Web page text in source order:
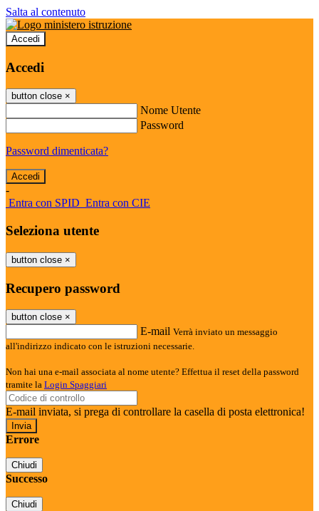
Salta al contenuto
Accedi
Accedi
button close ×
Nome Utente
Password
Password dimenticata?
-
Entra con SPID Entra con CIE
Seleziona utente
button close ×
Recupero password
button close ×
E-mail Verrà inviato un messaggio
all'indirizzo indicato con le istruzioni necessarie.
Non hai una e-mail associata al nome utente? Effettua il reset della password
tramite la Login Spaggiari
E-mail inviata, si prega di controllare la casella di posta elettronica!
Errore
Chiudi
Successo
Chiudi